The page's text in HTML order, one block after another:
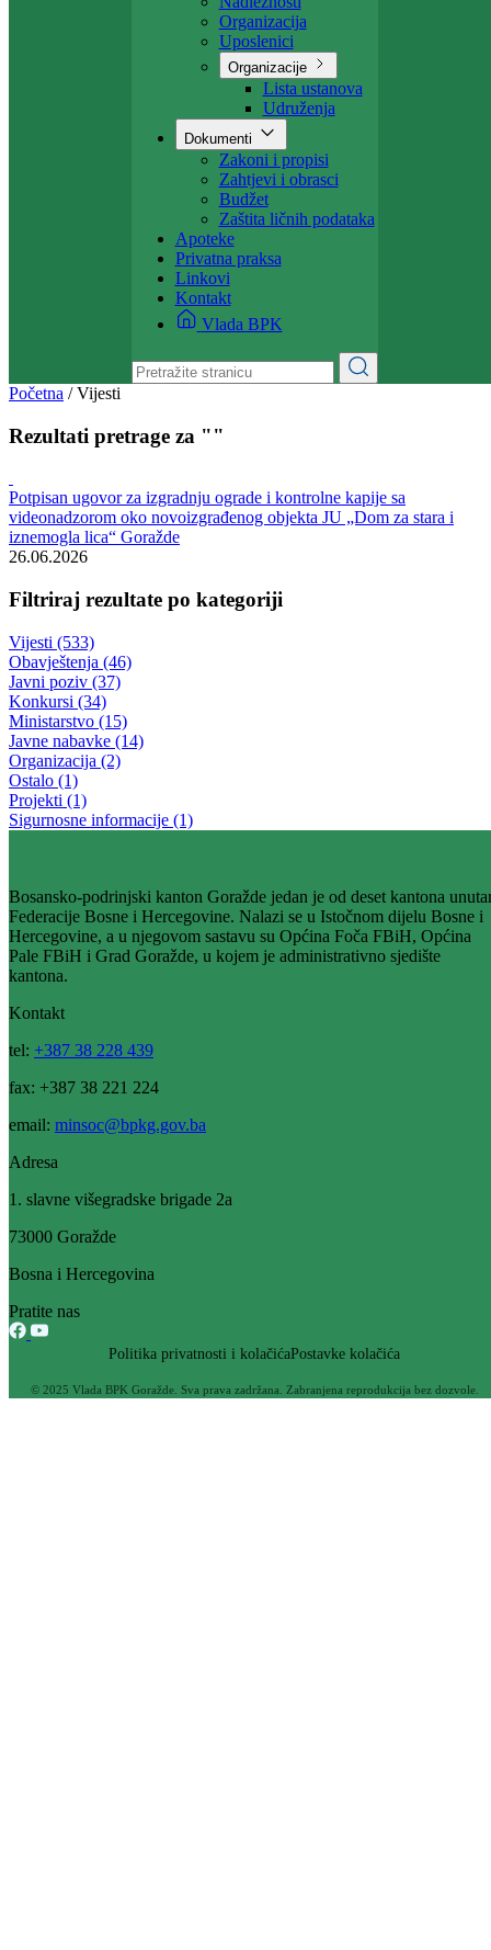
Ministarstvo
Ministar
Nadležnosti
Organizacija
Uposlenici
Organizacije
Lista ustanova
Udruženja
Dokumenti
Zakoni i propisi
Zahtjevi i obrasci
Budžet
Zaštita ličnih podataka
Apoteke
Privatna praksa
Linkovi
Kontakt
Vlada BPK
Vijesti
Rezultati pretrage za ""
Potpisan ugovor za izgradnju ograde i kontrolne kapije sa
iznemogla lica“ Goražde
26.06.2026